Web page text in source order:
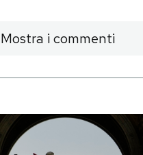
Mostra i commenti